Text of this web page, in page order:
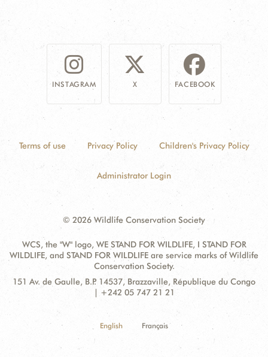
INSTAGRAM X FACEBOOK
Terms of use Privacy Policy Children's Privacy Policy
Administrator Login
© 2026 Wildlife Conservation Society
WCS, the "W" logo, WE STAND FOR WILDLIFE, I STAND FOR
WILDLIFE, and STAND FOR WILDLIFE are service marks of Wildlife
Conservation Society.
Contact
Address:
151 Av. de Gaulle, B.P. 14537, Brazzaville, République du Congo
| +242 05 747 21 21
English Français